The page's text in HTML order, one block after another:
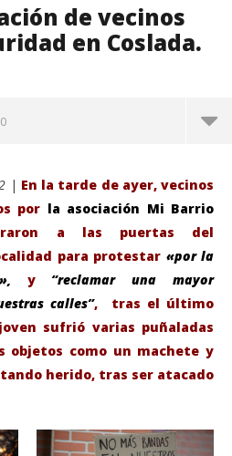
de vecinos
en Coslada.
0
AHORA
pide más seguridad
| En la tarde de ayer, vecinos
por la asociación Mi Barrio
a las puertas del
para protestar «por la
y “reclamar una mayor
calles”, tras el último
sufrió varias puñaladas
objetos como un machete y
herido, tras ser atacado